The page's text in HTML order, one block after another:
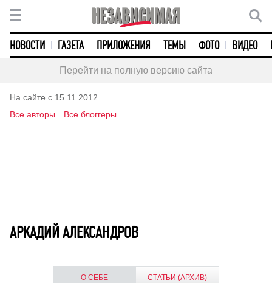
НОВОСТИ ГАЗЕТА ПРИЛОЖЕНИЯ ТЕМЫ ФОТО ВИДЕО
Перейти на полную версию сайта
На сайте с 15.11.2012
Все авторы
Все блоггеры
АРКАДИЙ АЛЕКСАНДРОВ
О СЕБЕ СТАТЬИ (АРХИВ)